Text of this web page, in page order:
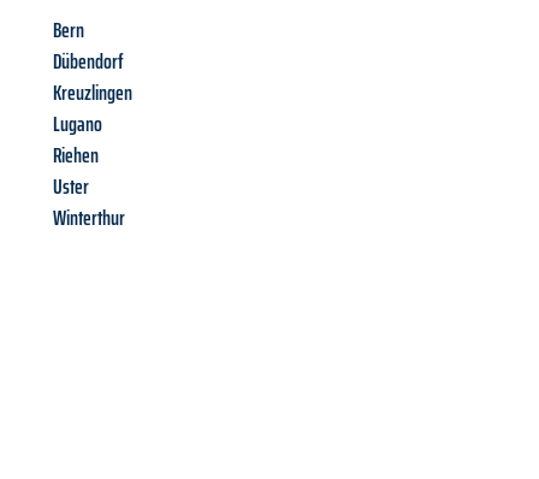
Bern
Dübendorf
Kreuzlingen
Lugano
Riehen
Uster
Winterthur